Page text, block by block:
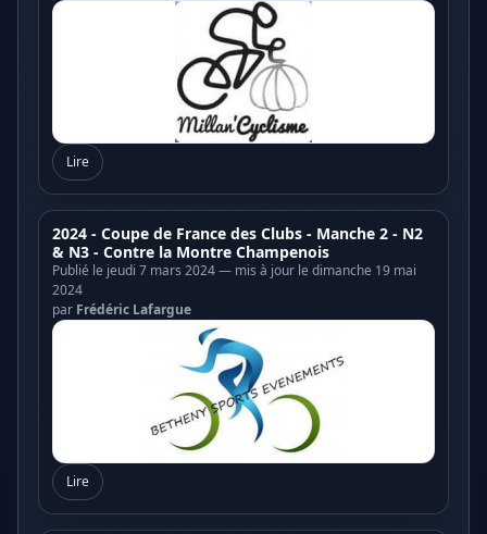
Lire
2024 - Coupe de France des Clubs - Manche 2 - N2
& N3 - Contre la Montre Champenois
Publié le jeudi 7 mars 2024 — mis à jour le dimanche 19 mai
2024
par Frédéric Lafargue
Lire